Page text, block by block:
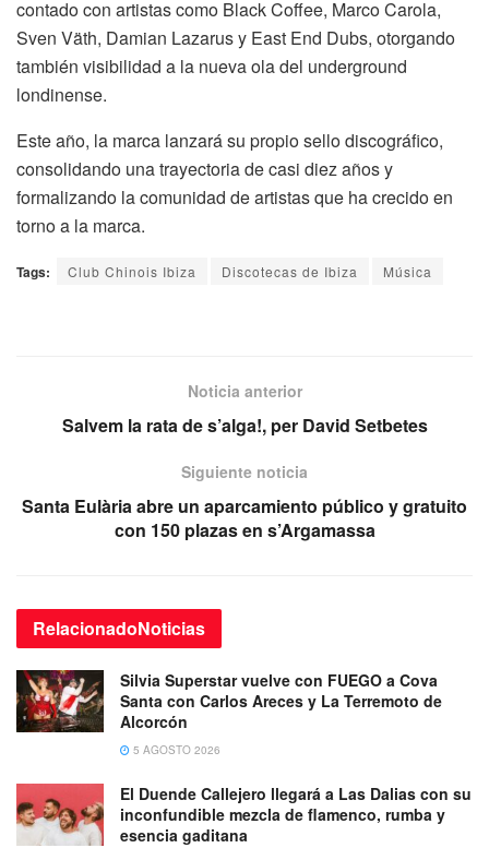
contado con artistas como Black Coffee, Marco Carola,
Sven Väth, Damian Lazarus y East End Dubs, otorgando
también visibilidad a la nueva ola del underground
londinense.
Este año, la marca lanzará su propio sello discográfico,
consolidando una trayectoria de casi diez años y
formalizando la comunidad de artistas que ha crecido en
torno a la marca.
Tags: Club Chinois Ibiza Discotecas de Ibiza Música
Noticia anterior
Salvem la rata de s’alga!, per David Setbetes
Siguiente noticia
Santa Eulària abre un aparcamiento público y gratuito
con 150 plazas en s’Argamassa
RelacionadoNoticias
Silvia Superstar vuelve con FUEGO a Cova
Santa con Carlos Areces y La Terremoto de
Alcorcón
5 AGOSTO 2026
El Duende Callejero llegará a Las Dalias con su
inconfundible mezcla de flamenco, rumba y
esencia gaditana